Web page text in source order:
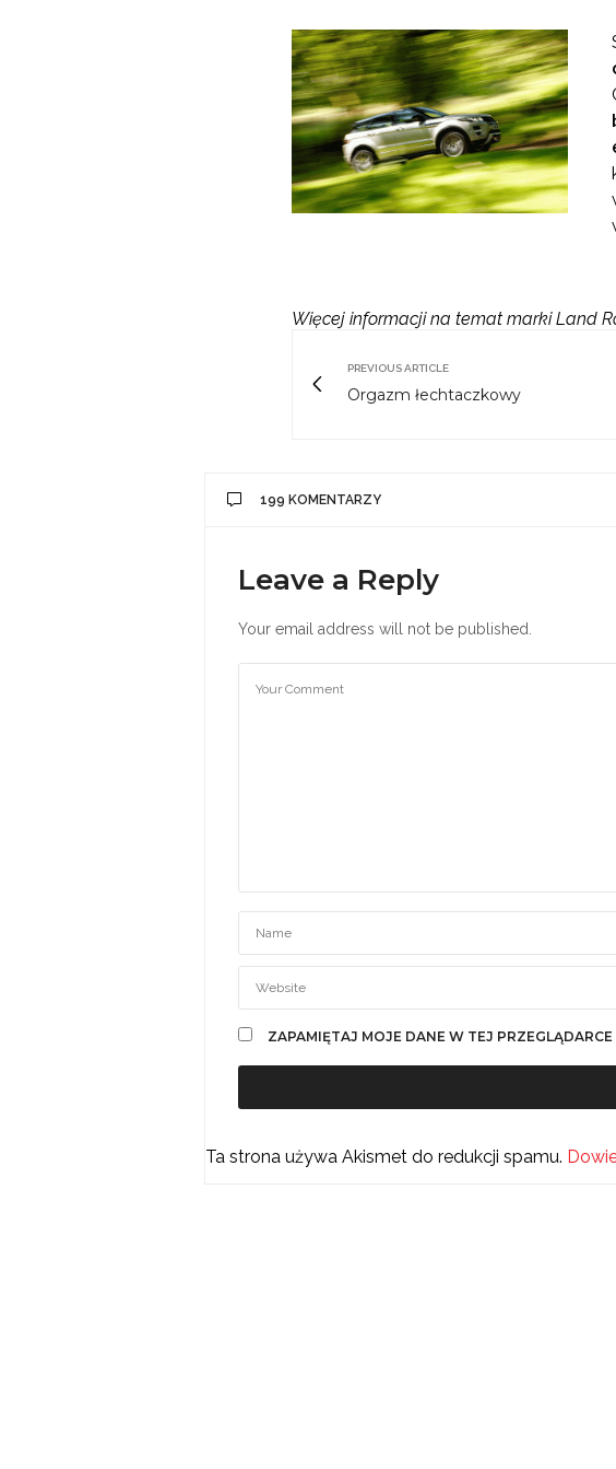
Więcej informacji na temat marki Land
PREVIOUS ARTICLE
Orgazm łechtaczkowy
199 KOMENTARZY
Leave a Reply
Your email address will not be published.
ZAPAMIĘTAJ MOJE DANE W TEJ
Ta strona używa Akismet do redukcji spamu.